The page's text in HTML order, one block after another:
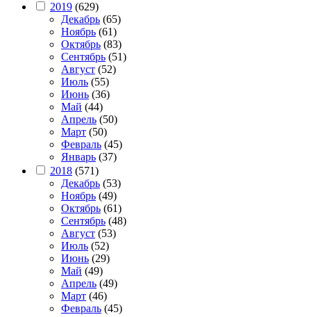
2019 (629)
Декабрь (65)
Ноябрь (61)
Октябрь (83)
Сентябрь (51)
Август (52)
Июль (55)
Июнь (36)
Май (44)
Апрель (50)
Март (50)
Февраль (45)
Январь (37)
2018 (571)
Декабрь (53)
Ноябрь (49)
Октябрь (61)
Сентябрь (48)
Август (53)
Июль (52)
Июнь (29)
Май (49)
Апрель (49)
Март (46)
Февраль (45)